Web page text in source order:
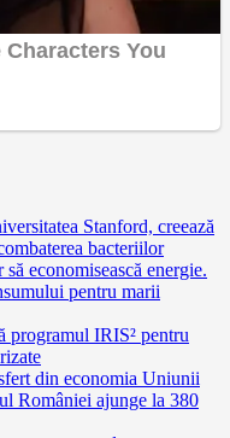
Stanford, creează
bacteriilor
economisească energie.
pentru marii
programul IRIS² pentru
din economia Uniunii
României ajunge la 380